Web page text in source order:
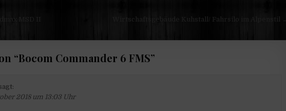
MSD II Wirtschaftsgebäude Kuhstall/ Fahrsilo im Alpenstil →
“Bocom Commander 6 FMS”
2018 um 13:03 Uhr